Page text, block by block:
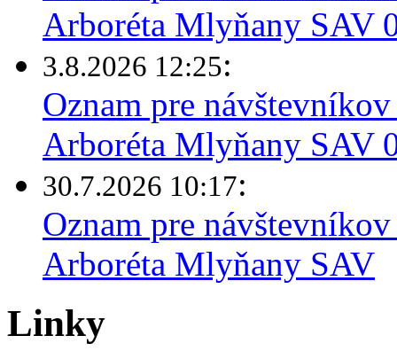
Arboréta Mlyňany SAV
3.8.2026 12:25:
Oznam pre
Arboréta Mlyňany SAV
30.7.2026 10:17:
Oznam pre
Arboréta Mlyňany SAV
Linky